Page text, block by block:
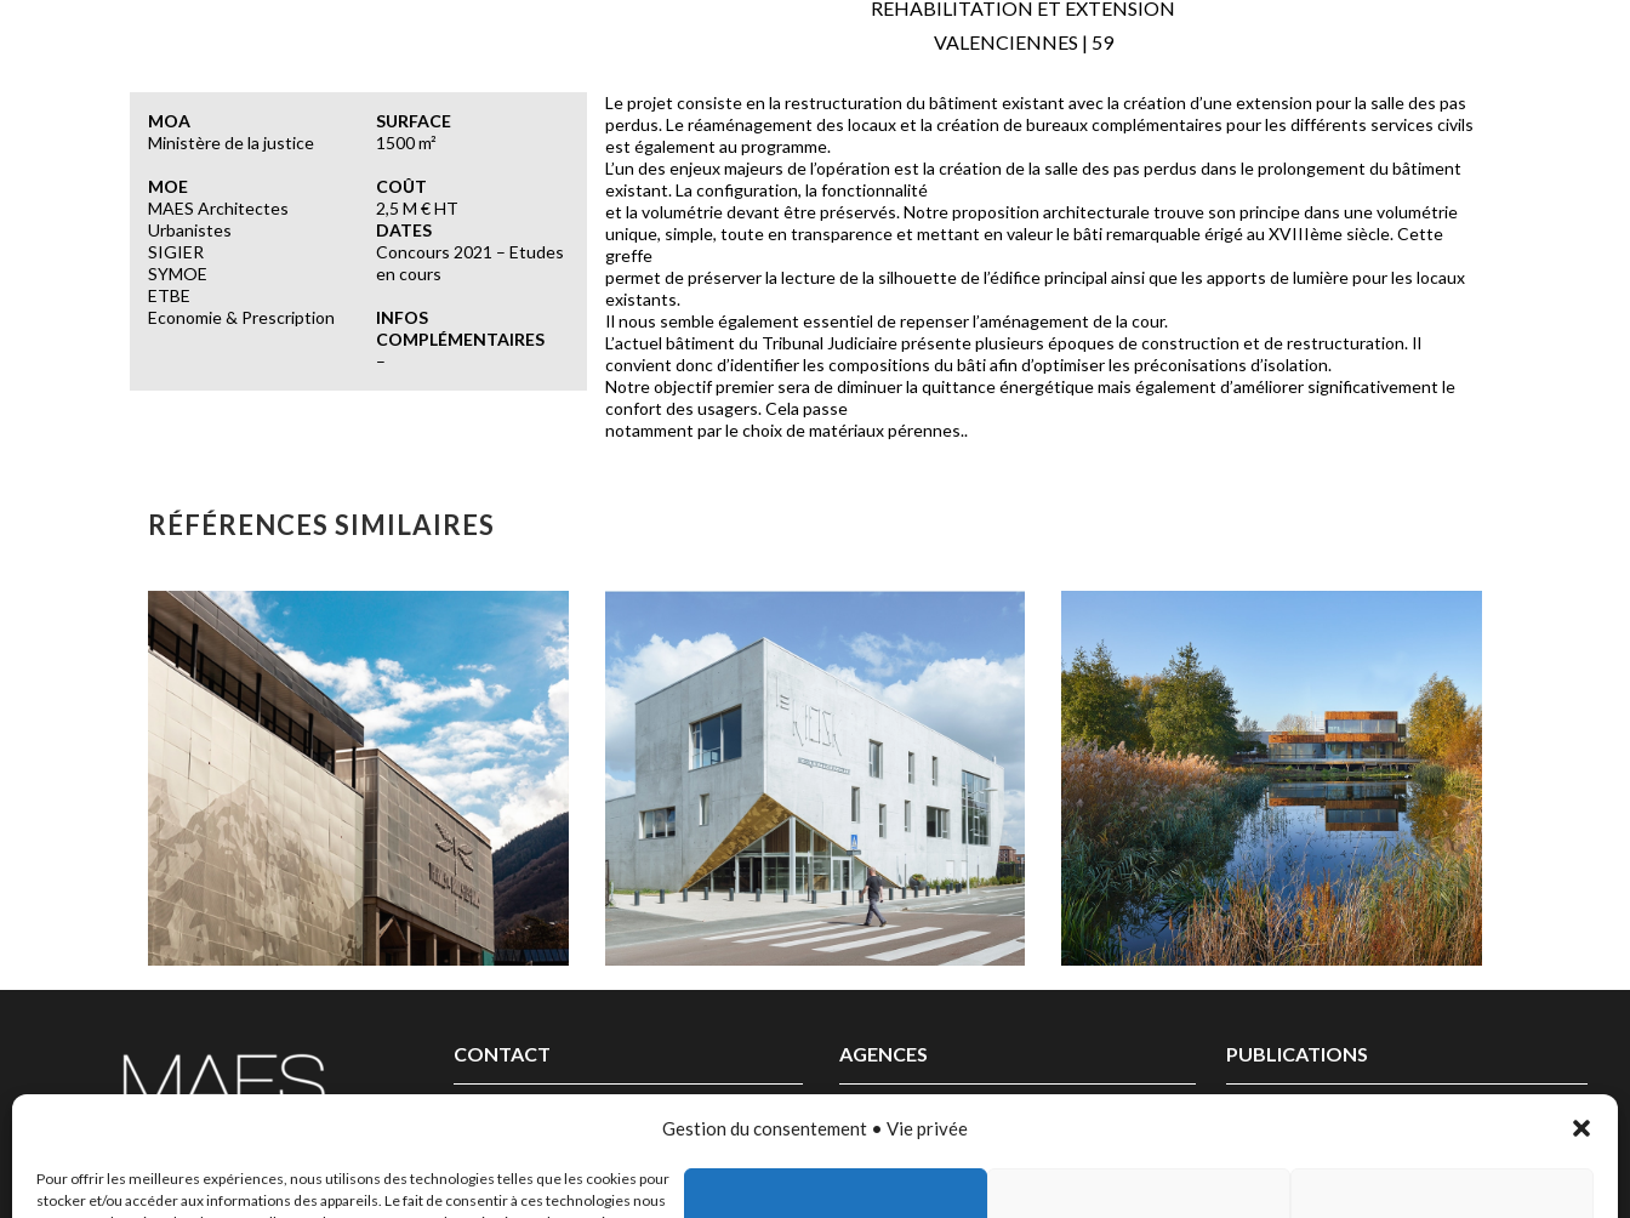
Gestion du consentement • Vie privée
Pour offrir les meilleures expériences, nous utilisons des technologies telles que les cookies pour
stocker et/ou accéder aux informations des appareils. Le fait de consentir à ces technologies nous
REHABILITATION ET EXTENSION
VALENCIENNES | 59
MOA
Ministère de la justice
MOE
MAES Architectes
Urbanistes
SIGIER
SYMOE
ETBE
Economie & Prescription
SURFACE
1500 m²
COÛT
2,5 M € HT
DATES
Concours 2021 – Etudes
en cours
INFOS
COMPLÉMENTAIRES
–
Le projet consiste en la restructuration du bâtiment existant avec la création d’une extension pour la salle des pas
perdus. Le réaménagement des locaux et la création de bureaux complémentaires pour les différents services civils
est également au programme.
L’un des enjeux majeurs de l’opération est la création de la salle des pas perdus dans le prolongement du bâtiment
existant. La configuration, la fonctionnalité
et la volumétrie devant être préservés. Notre proposition architecturale trouve son principe dans une volumétrie
unique, simple, toute en transparence et mettant en valeur le bâti remarquable érigé au XVIIIème siècle. Cette
greffe
permet de préserver la lecture de la silhouette de l’édifice principal ainsi que les apports de lumière pour les locaux
existants.
Il nous semble également essentiel de repenser l’aménagement de la cour.
L’actuel bâtiment du Tribunal Judiciaire présente plusieurs époques de construction et de restructuration. Il
convient donc d’identifier les compositions du bâti afin d’optimiser les préconisations d’isolation.
Notre objectif premier sera de diminuer la quittance énergétique mais également d’améliorer significativement le
confort des usagers. Cela passe
notamment par le choix de matériaux pérennes..
RÉFÉRENCES SIMILAIRES
LE GRAND SPA DES ALPES
RÉHABILITATION ET EXTENSION DU
CENTRE THERMAL
BRIDES-LES-BAINS | 73
LE KIOSK
CONSTRUCTION DE LA NOUVELLE
SALLE POLYVALENTE, ÉCOLE DE
MUSIQUE ET DE DANSE
MARQUETTE-LEZ-LILLE | 59
REST’EAU
CONSTRUCTION BOIS DU
RESTAURANT BISTRONOMIQUE
VILLENEUVE D’ASCQ | 59
CONTACT AGENCES PUBLICATIONS